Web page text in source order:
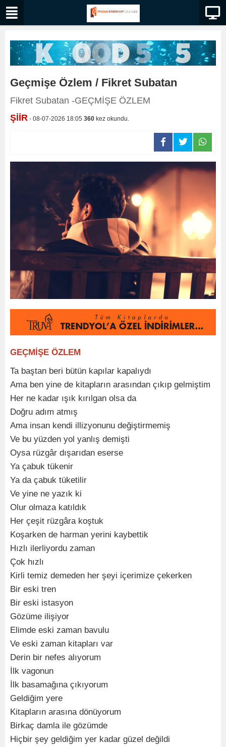
Geçmişe Özlem / Fikret Subatan
Fikret Subatan -GEÇMİŞE ÖZLEM
ŞİİR - 08-07-2026 18:05 360 kez okundu.
GEÇMİŞE ÖZLEM
Ta baştan beri bütün kapılar kapalıydı
Ama ben yine de kitapların arasından çıkıp gelmiştim
Her ne kadar ışık kırılgan olsa da
Doğru adım atmış
Ama insan kendi illizyonunu değiştirmemiş
Ve bu yüzden yol yanlış demişti
Oysa rüzgâr dışarıdan eserse
Ya çabuk tükenir
Ya da çabuk tüketilir
Ve yine ne yazık ki
Olur olmaza katıldık
Her çeşit rüzgâra koştuk
Koşarken de harman yerini kaybettik
Hızlı ilerliyordu zaman
Çok hızlı
Kirli temiz demeden her şeyi içerimize çekerken
Bir eski tren
Bir eski istasyon
Gözüme ilişiyor
Elimde eski zaman bavulu
Ve eski zaman kitapları var
Derin bir nefes alıyorum
İlk vagonun
İlk basamağına çıkıyorum
Geldiğim yere
Kitapların arasına dönüyorum
Birkaç damla ile gözümde
Hiçbir şey geldiğim yer kadar güzel değildi